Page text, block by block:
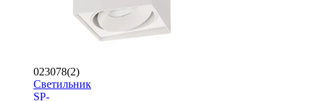
023078(2)
Светильник
SP-